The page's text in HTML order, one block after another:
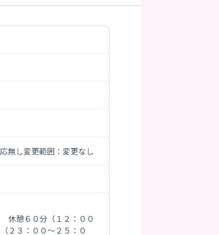
無し変更範囲：変更なし
０分（１２：００
２３：００～２５：０